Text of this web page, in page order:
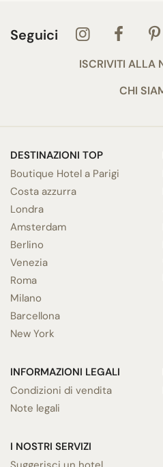
Seguici
ISCRIVITI ALLA
CHI
DESTINAZIONI TOP
Boutique Hotel a Parigi
Costa azzurra
Londra
Amsterdam
Berlino
Venezia
Roma
Milano
Barcellona
New York
INFORMAZIONI LEGALI
Condizioni di vendita
Note legali
I NOSTRI SERVIZI